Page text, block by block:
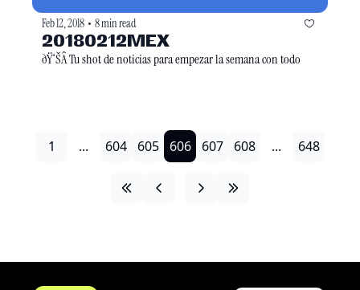
Feb 12, 2018 • 8 min read
20180212MEX
ðŸ‘ŠÂ Tu shot de noticias para empezar la semana con todo
1 ... 604 605 606 607 608 ... 648